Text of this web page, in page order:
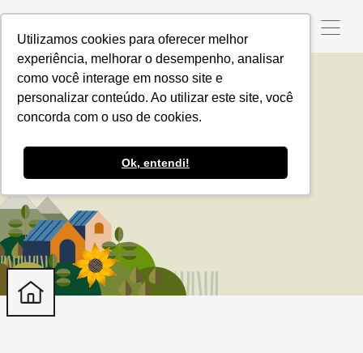
Utilizamos cookies para oferecer melhor
experiência, melhorar o desempenho, analisar
como você interage em nosso site e
personalizar conteúdo. Ao utilizar este site, você
concorda com o uso de cookies.
Ok, entendi!
Fazenda Laruna